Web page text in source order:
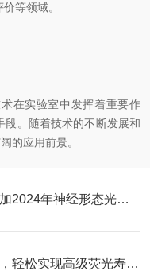
等领域。
在实验室中发挥着重要作
段。随着技术的不断发展和
的应用前景。
会议资讯│东隆科技参加2024年神经形态光子学国际会议
新品发布：NovaFLIM，轻松实现高级荧光寿命成像分析